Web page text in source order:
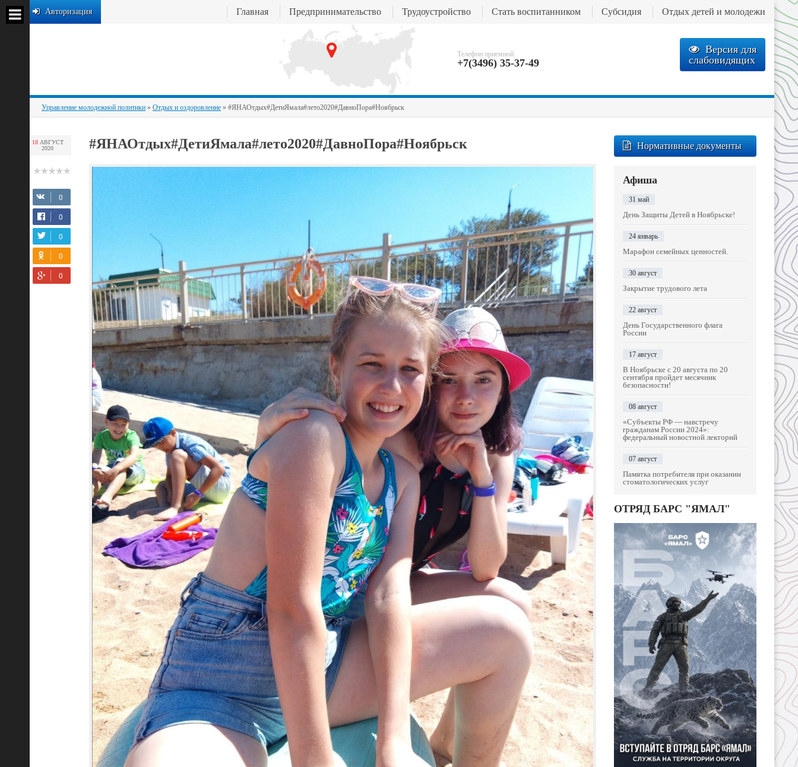
Телефон приемной:
+7(3496) 35-37-49
Версия для
слабовидящих
Авторизация Главная Предпринимательство Трудоустройство Стать воспитанником Субсидия Отдых детей и молодежи
Управление молодежной политики » Отдых и оздоровление » #ЯНАОтдых#ДетиЯмала#лето2020#ДавноПора#Ноябрьск
18АВГУСТ
2020
#ЯНАОтдых#ДетиЯмала#лето2020#ДавноПора#Ноябрьск Нормативные документы
Афиша
31 май
День Защиты Детей в Ноябрьске!
24 январь
Марафон семейных ценностей.
30 август
Закрытие трудового лета
22 август
День Государственного флага
России
17 август
В Ноябрьске с 20 августа по 20
сентября пройдет месячник
безопасности!
08 август
«Субъекты РФ — навстречу
гражданам России 2024»:
федеральный новостной лекторий
07 август
Памятка потребителя при оказании
стоматологических услуг
ОТРЯД БАРС "ЯМАЛ"